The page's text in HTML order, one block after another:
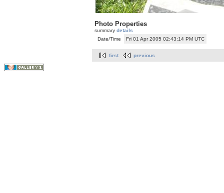
Photo Properties
summary details
Date/Time
Fri 01 Apr 2005 02:43:14 PM UTC
first previous